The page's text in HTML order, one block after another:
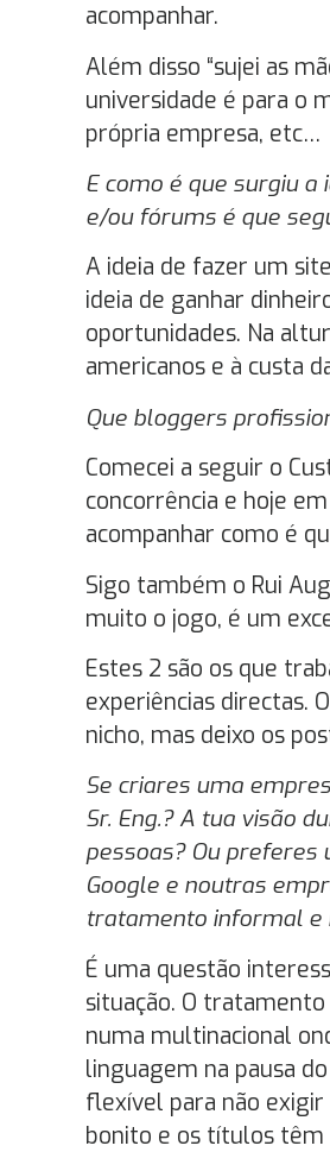
acompanhar.
Além disso “sujei as
universidade é para o
própria empresa, etc…
E como é que surgiu a
e/ou fórums é que
A ideia de fazer um
ideia de ganhar
oportunidades. Na
americanos e à custa
Que bloggers
Comecei a seguir o
concorrência e hoje
acompanhar como é
Sigo também o Rui
muito o jogo, é um
Estes 2 são os que
experiências directas.
nicho, mas deixo os
Se criares uma
Sr. Eng.? A tua visão
pessoas? Ou preferes
Google e noutras
tratamento informal e
É uma questão
situação. O
numa multinacional
linguagem na pausa
flexível para não
bonito e os títulos têm